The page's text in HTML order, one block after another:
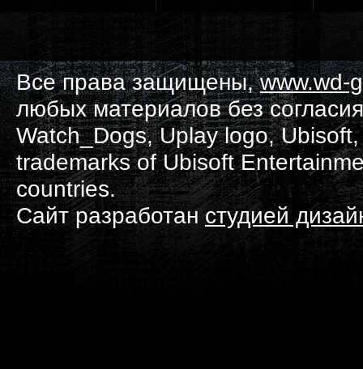
Все права защищены,www.wd-
любых материалов без
Watch_Dogs, Uplay logo,
trademarks of Ubisoft
countries.
Сайт разработанстудией